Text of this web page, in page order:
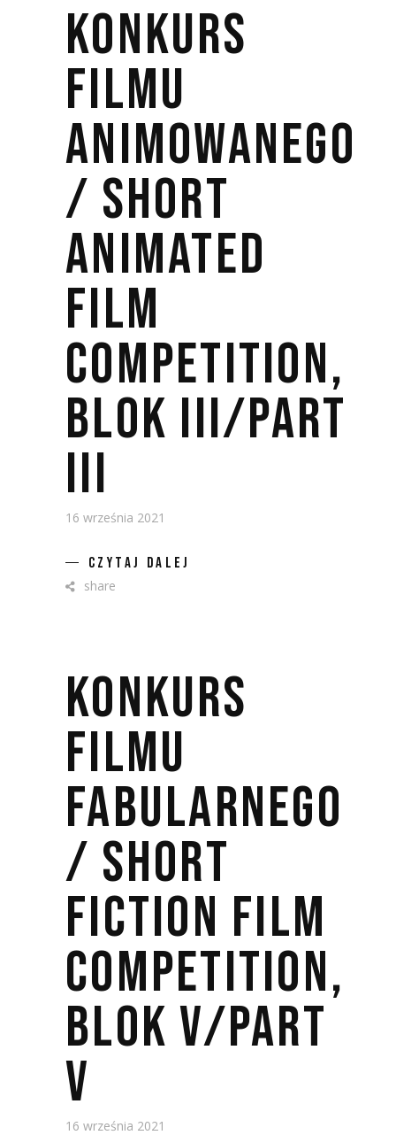
KONKURS
FILMU
ANIMOWANEGO
/ SHORT
ANIMATED
FILM
COMPETITION,
BLOK III/PART
III
16 września 2021
CZYTAJ DALEJ
share
KONKURS
FILMU
FABULARNEGO
/ SHORT
FICTION FILM
COMPETITION,
BLOK V/PART
V
16 września 2021